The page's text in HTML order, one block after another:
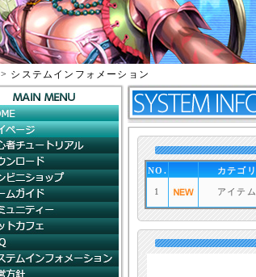
> システムインフォメーション
HOME
マイページ
初心者チュートリアル
ダウンロード
コンビニショップ
ゲームガイド
コミュニティ
ネットカフェ
NO. カテゴリ
1 アイテム